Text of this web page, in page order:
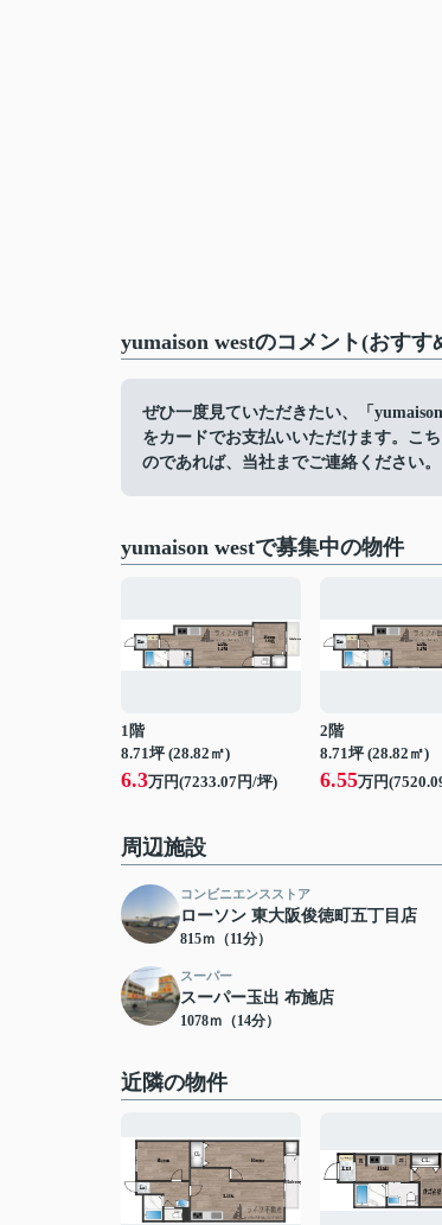
yumaison westのコメント(おすす
ぜひ一度見ていただきたい、「
をカードでお支払いいただけます。こ
のであれば、当社までご連絡ください
yumaison westで募集中の物件
1階
8.71坪 (28.82㎡)
6.3万円(7233.07円/坪)
2階
8.71坪 (28.82㎡)
6.55万円
周辺施設
コンビニエンスストア
ローソン 東大阪俊徳町五丁目店
815ｍ（11分）
スーパー
スーパー玉出 布施店
1078ｍ（14分）
近隣の物件